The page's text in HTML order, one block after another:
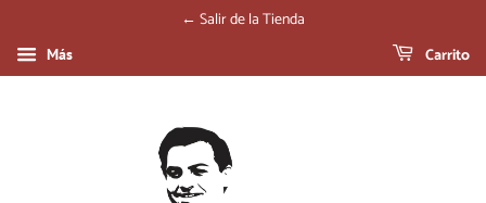
← Salir de la Tienda
Más Carrito